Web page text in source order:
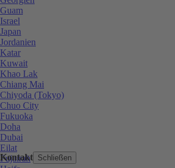
Kontakt Schließen
Guam
Israel
Japan
Jordanien
Katar
Kuwait
Khao Lak
Chiang Mai
Chiyoda (Tokyo)
Chuo City
Fukuoka
Doha
Dubai
Eilat
Fujairah